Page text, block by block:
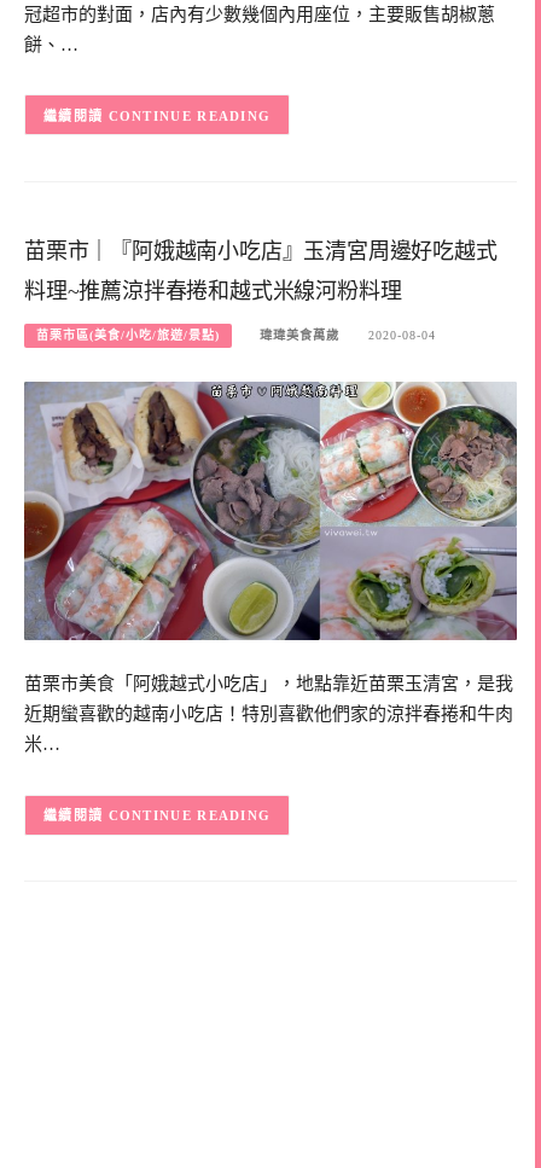
冠超市的對面，店內有少數幾個內用座位，主要販售胡椒蔥
餅、…
CONTINUE READING
苗栗市｜『阿娥越南小吃店』玉清宮周邊好吃越式
料理~推薦涼拌春捲和越式米線河粉料理
苗栗市區(美食/小吃/旅遊/景點) 瑋瑋美食萬歲 2020-08-04
苗栗市美食「阿娥越式小吃店」，地點靠近苗栗玉清宮，是我
近期蠻喜歡的越南小吃店！特別喜歡他們家的涼拌春捲和牛肉
米…
CONTINUE READING